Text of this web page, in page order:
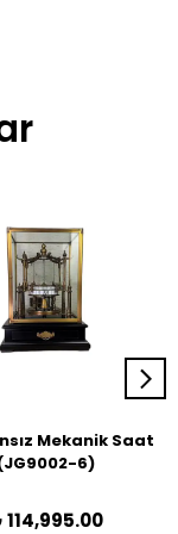
Mekanik Saat
6)
114,995.00